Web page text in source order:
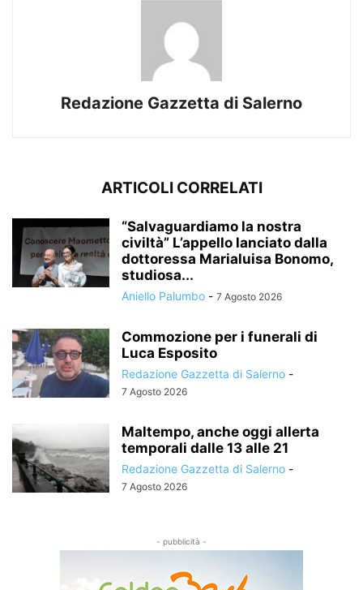
Redazione Gazzetta di Salerno
ARTICOLI CORRELATI
“Salvaguardiamo la nostra
civiltà” L’appello lanciato dalla
dottoressa Marialuisa Bonomo,
studiosa...
Aniello Palumbo - 7 Agosto 2026
Commozione per i funerali di
Luca Esposito
Redazione Gazzetta di Salerno -
7 Agosto 2026
Maltempo, anche oggi allerta
temporali dalle 13 alle 21
Redazione Gazzetta di Salerno -
7 Agosto 2026
- pubblicità -